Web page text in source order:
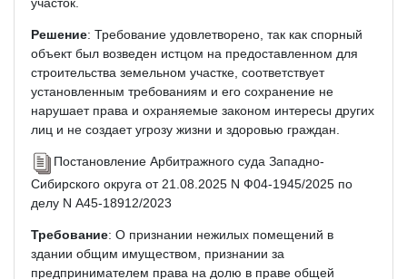
Решение: Требование удовлетворено, так как спорный
объект был возведен истцом на предоставленном для
строительства земельном участке, соответствует
установленным требованиям и его сохранение не
нарушает права и охраняемые законом интересы других
лиц и не создает угрозу жизни и здоровью граждан.
Постановление Арбитражного суда Западно-
Сибирского округа от 21.08.2025 N Ф04-1945/2025 по
делу N А45-18912/2023
Требование: О признании нежилых помещений в
здании общим имуществом, признании за
предпринимателем права на долю в праве общей